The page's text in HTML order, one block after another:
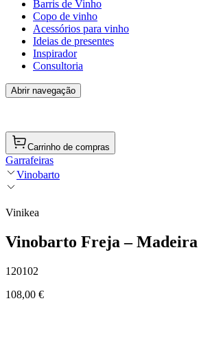
Barris de Vinho
Copo de vinho
Acessórios para vinho
Ideias de presentes
Inspirador
Consultoria
Abrir navegação
Carrinho de compras
Garrafeiras
Vinobarto
Vinikea
Vinobarto Freja – Madeira
120102
108,00 €